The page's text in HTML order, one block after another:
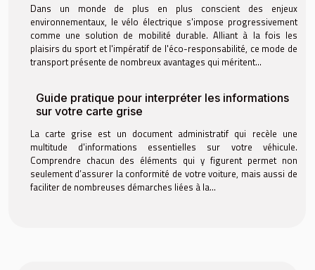
Dans un monde de plus en plus conscient des enjeux
environnementaux, le vélo électrique s'impose progressivement
comme une solution de mobilité durable. Alliant à la fois les
plaisirs du sport et l'impératif de l'éco-responsabilité, ce mode de
transport présente de nombreux avantages qui méritent...
Guide pratique pour interpréter les informations
sur votre carte grise
La carte grise est un document administratif qui recèle une
multitude d'informations essentielles sur votre véhicule.
Comprendre chacun des éléments qui y figurent permet non
seulement d’assurer la conformité de votre voiture, mais aussi de
faciliter de nombreuses démarches liées à la...